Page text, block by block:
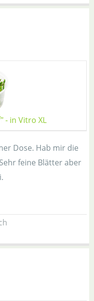
- in Vitro XL
Dose. Hab mir die
feine Blätter aber